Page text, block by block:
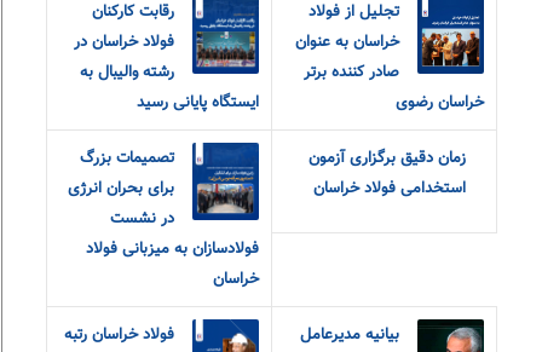
تجلیل از فولاد
خراسان به عنوان
صادر کننده برتر
خراسان رضوی
رقابت کارکنان
فولاد خراسان در
رشته والیبال به
ایستگاه پایانی رسید
زمان دقیق برگزاری آزمون
استخدامی فولاد خراسان
تصمیمات بزرگ
برای بحران انرژی
در نشست
فولادسازان به میزبانی فولاد
خراسان
بیانیه مدیرعامل
فولاد خراسان رتبه